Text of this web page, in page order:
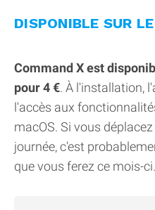
DISPONIBLE SUR
Command X est
pour 4 €. À l'installation,
l'accès aux
macOS. Si vous
journée, c'est
que vous ferez ce mois-ci.